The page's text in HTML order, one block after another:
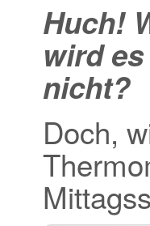
Huch!
wird
nicht?
Doch,